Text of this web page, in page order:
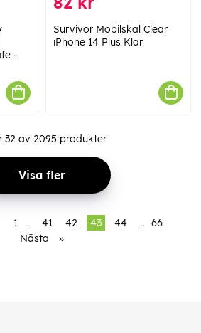
-
Survivor Mobilskal Clear
iPhone 14 Plus Klar
32av 2095 produkter
Visa fler
1 .. 41 42 43 44 .. 66
Nästa
»